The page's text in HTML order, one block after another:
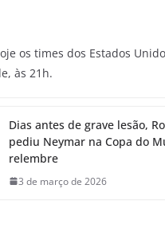
os times dos Estados
às 21h.
Dias antes de grave lesão,
pediu Neymar na Copa do
relembre
3 de março de 2026